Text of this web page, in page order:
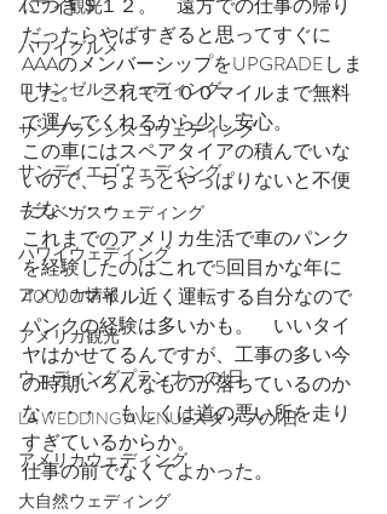
ハワイ観光
ハワイグルメ
ロサンゼルスウェディング
サンフランシスコウェディング
サンディエゴウェディング
ラスベガスウェディング
ハワイウェディング
アメリカ情報
アメリカ観光
ウェディングプランナーの1日
LA WEDDING AVENUEスタッフの1日
アメリカウェディング
大自然ウェディング
だったらやばすぎると思ってすぐに
AAAのメンバーシップをUPGRADEしま
した。　これで１００マイルまで無料
で運んでくれるから少し安心。
この車にはスペアタイアの積んでいな
いので、ちょっとやっぱりないと不便
だな・・・
これまでのアメリカ生活で車のパンク
を経験したのはこれで5回目かな年に
40000マイル近く運転する自分なので
パンクの経験は多いかも。　いいタイ
ヤはかせてるんですが、工事の多い今
の時期いろんなものが落ちているのか
な・・・　もしくは道の悪い所を走り
すぎているからか。
仕事の前でなくてよかった。